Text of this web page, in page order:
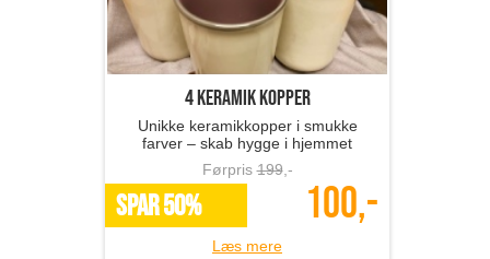
4 keramik kopper
Unikke keramikkopper i smukke
farver – skab hygge i hjemmet
Førpris199,-
SPAR 50% 100,-
Læs mere